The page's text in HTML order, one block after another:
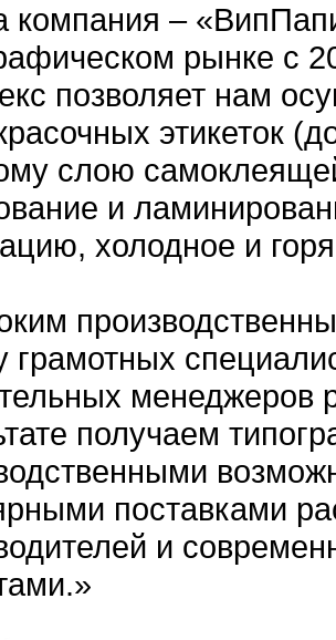
–
рынке с
позволяет нам
этикеток
слою
и
холодное и
грамотных
менеджеров
получаем
поставками
и